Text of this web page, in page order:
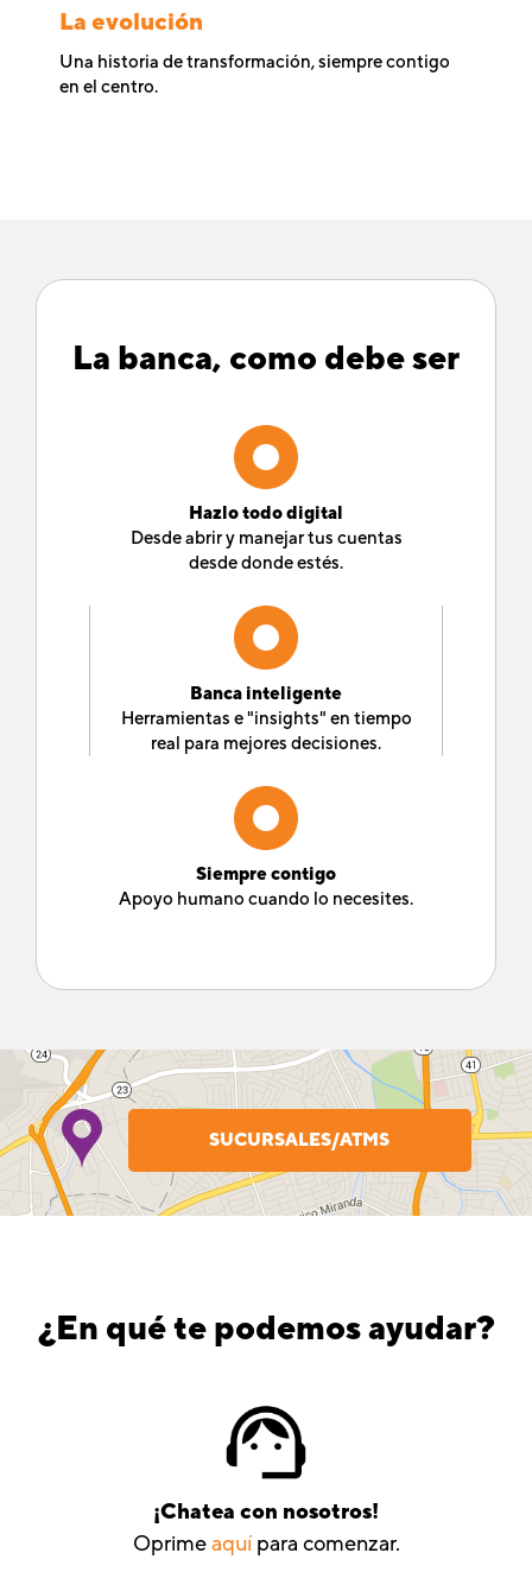
La evolución
Una historia de transformación, siempre contigo
en el centro.
La banca, como debe ser
Hazlo todo digital
Desde abrir y manejar tus cuentas
desde donde estés.
Banca inteligente
Herramientas e "insights" en tiempo
real para mejores decisiones.
Siempre contigo
Apoyo humano cuando lo necesites.
SUCURSALES/ATMS
¿En qué te podemos ayudar?
¡Chatea con nosotros!
Oprimeaquípara comenzar.